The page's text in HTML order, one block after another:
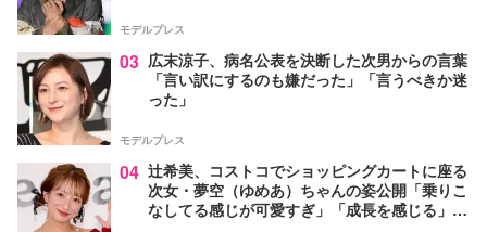
モデルプレス
03 広末涼子、病名公表を決断した次男からの言葉
「言い訳にするのも嫌だった」「言うべきか迷
った」
モデルプレス
04 辻希美、コストコでショッピングカートに座る
次女・夢空（ゆめあ）ちゃんの姿公開「乗りこ
なしてる感じが可愛すぎ」「成長を感じる」の